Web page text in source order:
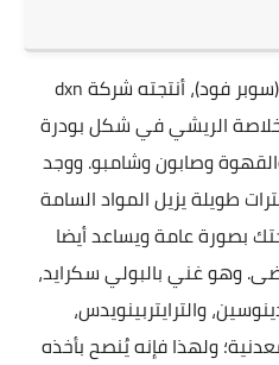
وهو غذاء صحي فائق الجودة (سوبر فود)، أنتجته شركة dxn
الريشي في شكل بودرة
القهوةوصابون وشامبو. ووجد
طويلة يزيل المواد السامة
بصورة عامة ويساعد أيضا
وهو غني بالبولي سكرايد،
والترايتربينويدس،
ولهذا فإنه يُنصح بأخذه